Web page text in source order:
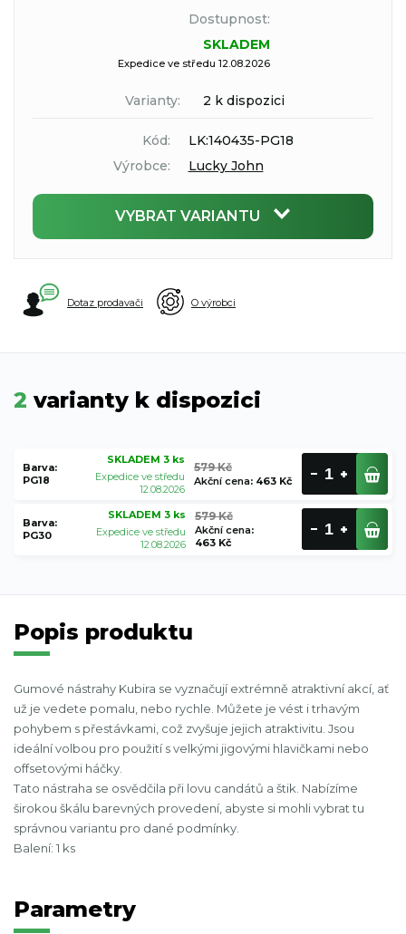
Dostupnost:
SKLADEM
Expedice ve středu 12.08.2026
Varianty: 2 k dispozici
Kód:
LK:140435-PG18
Výrobce:
Lucky John
VYBRAT VARIANTU
Dotaz prodavači O výrobci
2 varianty k dispozici
Barva:
PG18
SKLADEM 3 ks
Expedice ve středu
12.08.2026
579 Kč
Akční cena: 463 Kč
Barva:
PG30
SKLADEM 3 ks
Expedice ve středu
12.08.2026
579 Kč
Akční cena:
463 Kč
Popis produktu
Gumové nástrahy Kubira se vyznačují extrémně atraktivní akcí, ať
už je vedete pomalu, nebo rychle. Můžete je vést i trhavým
pohybem s přestávkami, což zvyšuje jejich atraktivitu. Jsou
ideální volbou pro použití s velkými jigovými hlavičkami nebo
offsetovými háčky.
Tato nástraha se osvědčila při lovu candátů a štik. Nabízíme
širokou škálu barevných provedení, abyste si mohli vybrat tu
správnou variantu pro dané podmínky.
Balení: 1 ks
Parametry